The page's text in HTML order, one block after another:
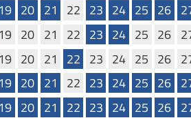
19 20 21 22 23 24 25 26
19 20 21 22 23 24 25 26
19 20 21 22 23 24 25 26
19 20 21 22 23 24 25 26
19 20 21 22 23 24 25 26